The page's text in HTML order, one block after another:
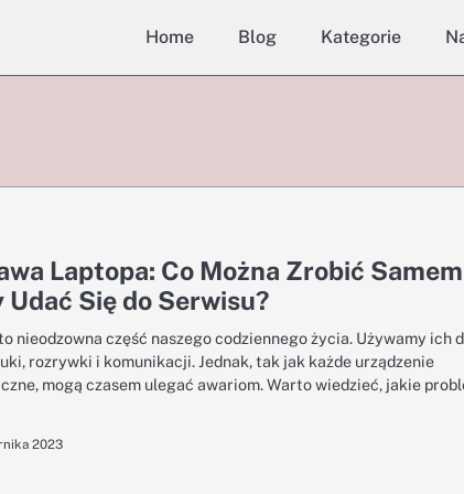
Home Blog Kategorie
Laptopa: Co Można Zrobić
Udać Się do Serwisu?
nieodzowna część naszego codziennego życia. Używamy ich
rozrywki i komunikacji. Jednak, tak jak każde urządzenie
mogą czasem ulegać awariom. Warto wiedzieć, jakie
2023